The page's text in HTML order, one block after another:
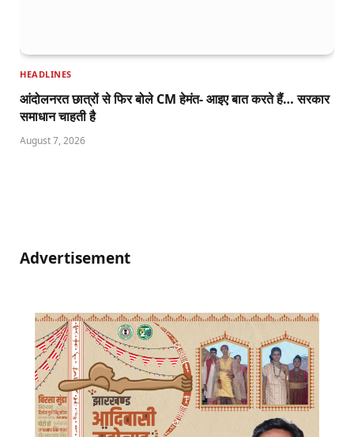
HEADLINES
आंदोलनरत छात्रों से फिर बोले CM हेमंत- आइए बात करते हैं… सरकार
समाधान चाहती है
August 7, 2026
Advertisement